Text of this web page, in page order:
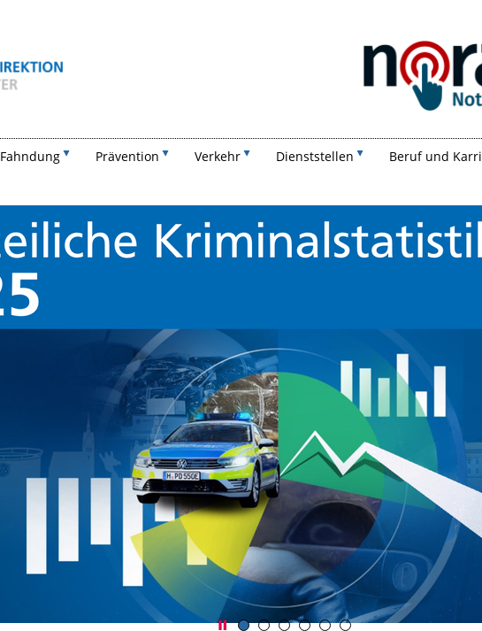
Fahndung Prävention Verkehr Dienststellen Beruf und